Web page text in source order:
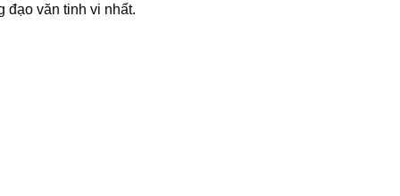
đạo văn tinh vi nhất.